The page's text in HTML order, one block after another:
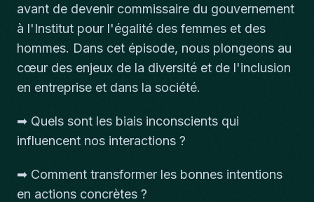
avant de devenir commissaire du gouvernement
à l'Institut pour l'égalité des femmes et des
hommes. Dans cet épisode, nous plongeons au
cœur des enjeux de la diversité et de l'inclusion
en entreprise et dans la société.
➡ Quels sont les biais inconscients qui
influencent nos interactions ?
➡ Comment transformer les bonnes intentions
en actions concrètes ?